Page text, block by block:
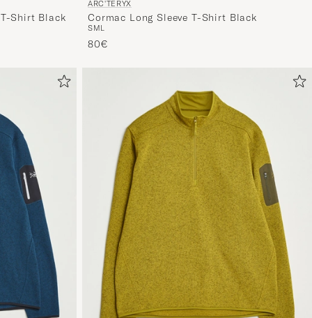
Shirt Black
ARC'TERYX
Cormac Long Sleeve T-Shirt Black
SML
80€